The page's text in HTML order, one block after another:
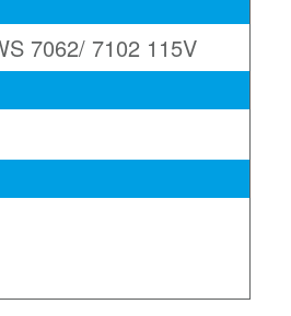
7062/ 7102 115V